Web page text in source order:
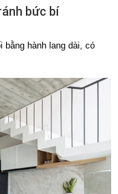
bức bí
bằng hành lang dài, có